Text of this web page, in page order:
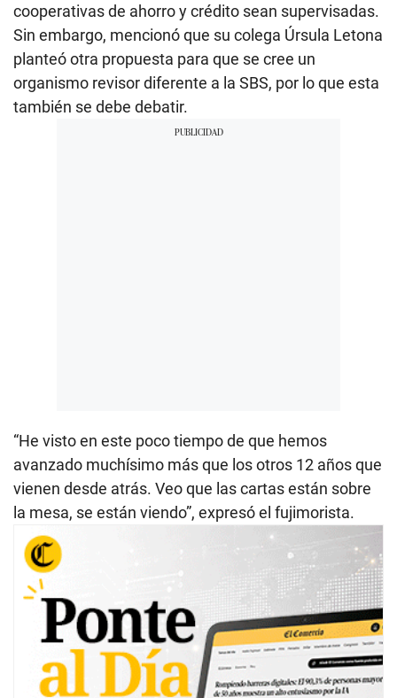
cooperativas de ahorro y crédito sean supervisadas.
Sin embargo, mencionó que su colega Úrsula Letona
planteó otra propuesta para que se cree un
organismo revisor diferente a la SBS, por lo que esta
también se debe debatir.
“He visto en este poco tiempo de que hemos
avanzado muchísimo más que los otros 12 años que
vienen desde atrás. Veo que las cartas están sobre
la mesa, se están viendo”, expresó el fujimorista.